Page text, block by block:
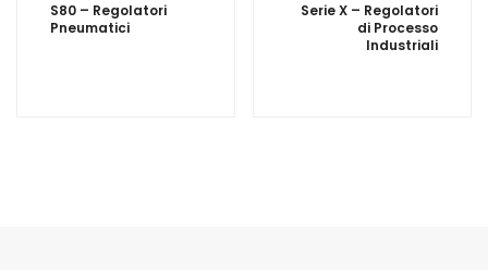
S80 – Regolatori
Pneumatici
Serie X – Regolatori
di Processo
Industriali